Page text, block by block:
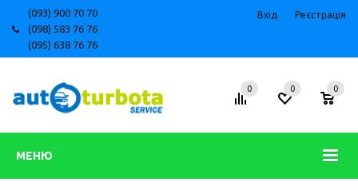
(093) 900 70 70
(098) 583 76 76
(095) 638 76 76
Вхід Реєстрація
МЕНЮ
0 0
0